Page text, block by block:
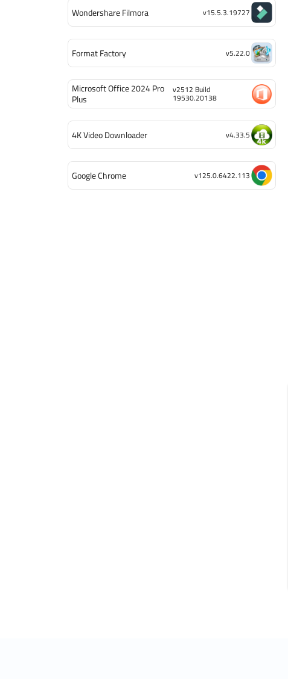
Wondershare Filmora v15.5.3.19727
Format Factory v5.22.0
Microsoft Office 2024 Pro
Plus
v2512 Build
19530.20138
4K Video Downloader v4.33.5
Google Chrome v125.0.6422.113